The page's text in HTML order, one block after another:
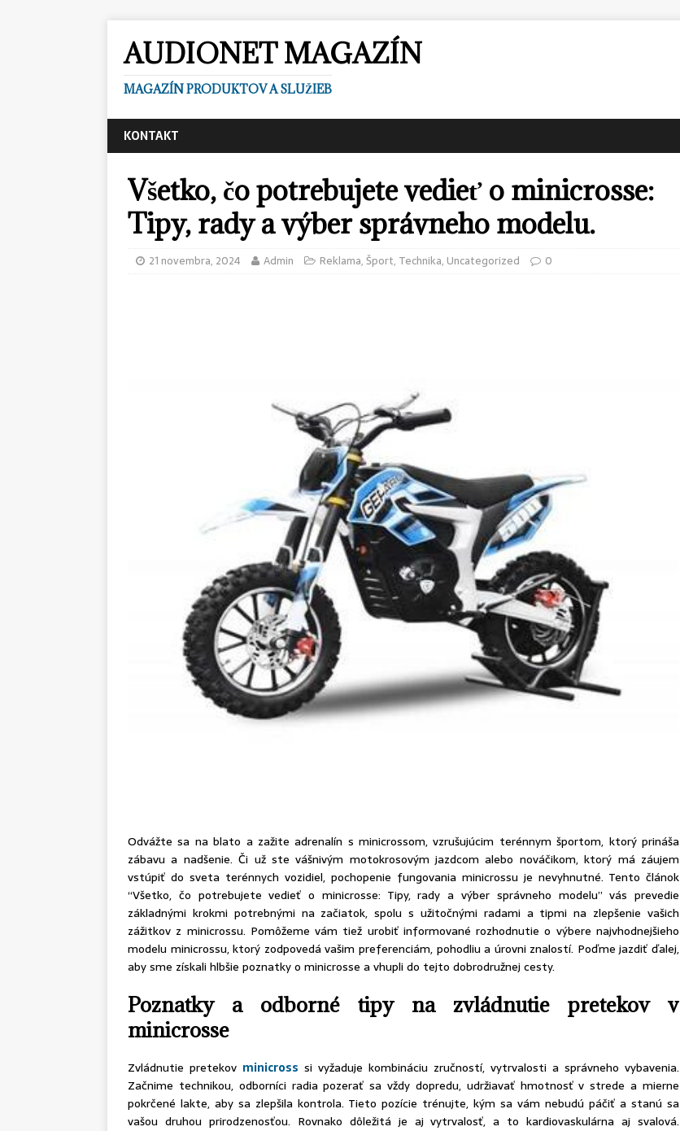
AUDIONET MAGAZÍN
MAGAZÍN PRODUKTOV A SLUŽIEB
KONTAKT
Všetko, čo potrebujete vedieť o minicrosse:
Tipy, rady a výber správneho modelu.
21 novembra, 2024 Admin Reklama,Šport, Technika, Uncategorized 0
Odvážte sa na blato a zažite adrenalín s minicrossom, vzrušujúcim terénnym športom, ktorý prináša
zábavu a nadšenie. Či už ste vášnivým motokrosovým jazdcom alebo nováčikom, ktorý má záujem
vstúpiť do sveta terénnych vozidiel, pochopenie fungovania minicrossu je nevyhnutné. Tento článok
“Všetko, čo potrebujete vedieť o minicrosse: Tipy, rady a výber správneho modelu” vás prevedie
základnými krokmi potrebnými na začiatok, spolu s užitočnými radami a tipmi na zlepšenie vašich
zážitkov z minicrossu. Pomôžeme vám tiež urobiť informované rozhodnutie o výbere najvhodnejšieho
modelu minicrossu, ktorý zodpovedá vašim preferenciám, pohodliu a úrovni znalostí. Poďme jazdiť ďalej,
aby sme získali hlbšie poznatky o minicrosse a vhupli do tejto dobrodružnej cesty.
Poznatky a odborné tipy na zvládnutie pretekov v
minicrosse
Zvládnutie pretekov minicross si vyžaduje kombináciu zručností, vytrvalosti a správneho vybavenia.
Začnime technikou, odborníci radia pozerať sa vždy dopredu, udržiavať hmotnosť v strede a mierne
pokrčené lakte, aby sa zlepšila kontrola. Tieto pozície trénujte, kým sa vám nebudú páčiť a stanú sa
vašou druhou prirodzenosťou. Rovnako dôležitá je aj vytrvalosť, a to kardiovaskulárna aj svalová.